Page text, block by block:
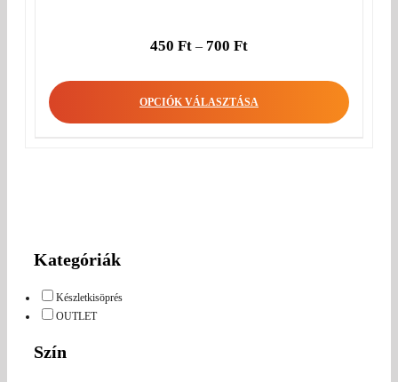
450 Ft – 700 Ft
OPCIÓK VÁLASZTÁSA
Kategóriák
Készletkisöprés
OUTLET
Szín